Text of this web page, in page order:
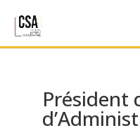
Président